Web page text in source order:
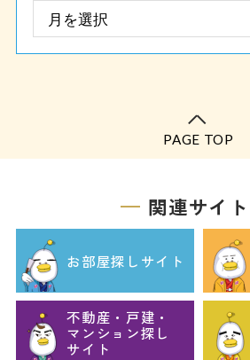
PAGE TOP
関連サイト
お部屋探しサイト
不動産・戸建・
マンション探し
サイト